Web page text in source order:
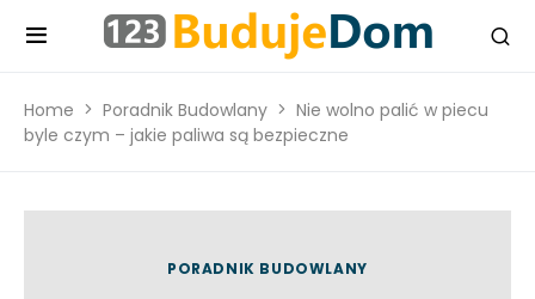
Home Poradnik Budowlany
Nie wolno palić w piecu
byle czym – jakie paliwa są bezpieczne
PORADNIK BUDOWLANY